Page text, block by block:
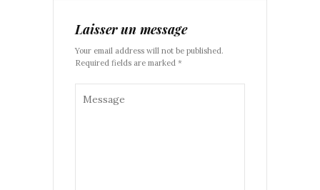
Laisser un message
Your email address will not be published.
Required fields are marked *